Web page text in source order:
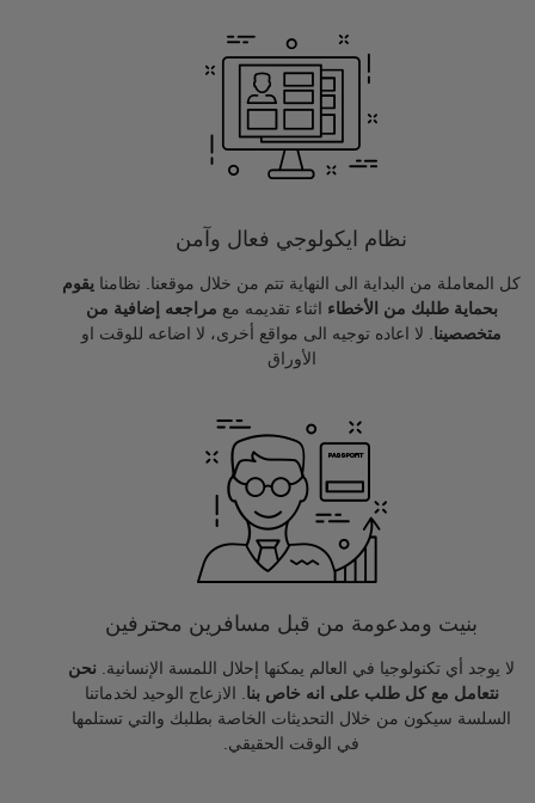
نظام ايكولوجي فعال وآمن
كل المعاملة من البداية الى النهاية تتم من خلال موقعنا. نظامنا يقوم
بحماية طلبك من الأخطاء اثناء تقديمه مع مراجعه إضافية من
متخصصينا . لا اعاده توجيه الى مواقع أخرى، لا اضاعه للوقت او
الأوراق
بنيت ومدعومة من قبل مسافرين محترفين
لا يوجد أي تكنولوجيا في العالم يمكنها إحلال اللمسة الإنسانية. نحن
نتعامل مع كل طلب على انه خاص بنا . الازعاج الوحيد لخدماتنا
السلسة سيكون من خلال التحديثات الخاصة بطلبك والتي تستلمها
في الوقت الحقيقي.